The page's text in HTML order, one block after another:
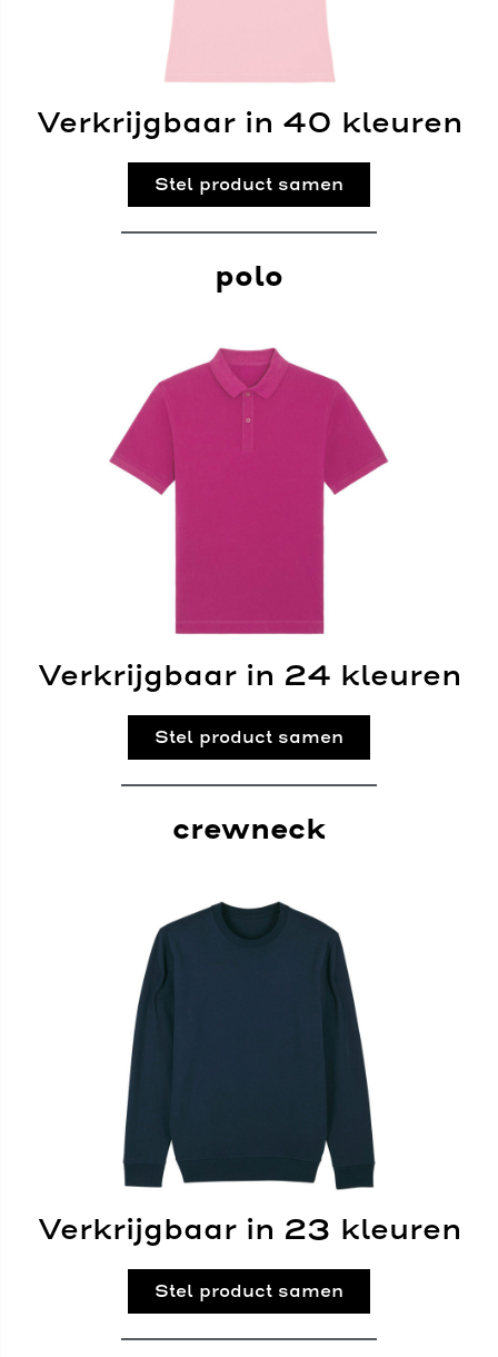
Verkrijgbaar in 40 kleuren
Stel product samen
polo
Verkrijgbaar in 24 kleuren
Stel product samen
crewneck
Verkrijgbaar in 23 kleuren
Stel product samen